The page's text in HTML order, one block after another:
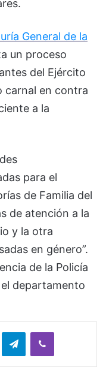
General de la
un proceso
del Ejército
carnal en contra
a la
para el
de Familia del
de atención a la
y la otra
en género”.
de la Policía
departamento
TelegramViber